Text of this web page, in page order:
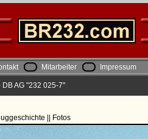
Mitarbeiter Impressum
DB AG "232 025-7"
|| Fotos